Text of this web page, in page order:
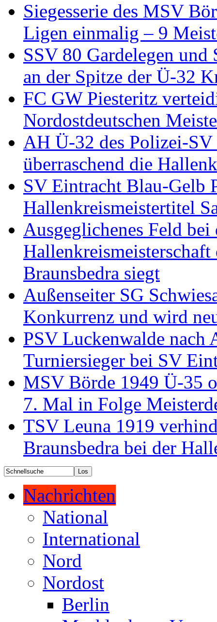
Siegesserie des MSV
Ligen einmalig – 9
SSV 80 Gardelegen
an der Spitze der Ü-32
FC GW Piesteritz
Nordostdeutschen
AH Ü-32 des Polizei-
überraschend die
SV Eintracht Blau-Gelb
Hallenkreismeistertitel
Ausgeglichenes Feld bei
Hallenkreismeisterschaft
Braunsbedra siegt
Außenseiter SG
Konkurrenz und wird
PSV Luckenwalde nach
Turniersieger bei SV
MSV Börde 1949 Ü-35
7. Mal in Folge
TSV Leuna 1919
Braunsbedra bei der
Nachrichten
National
International
Nord
Nordost
Berlin